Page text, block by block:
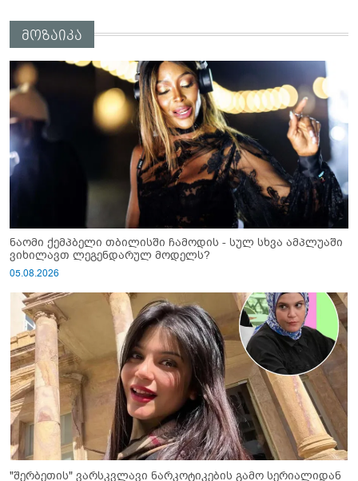
მოზაიკა
ნაომი ქემპბელი თბილისში ჩამოდის - სულ სხვა ამპლუაში
ვიხილავთ ლეგენდარულ მოდელს?
05.08.2026
"შერბეთის" ვარსკვლავი ნარკოტიკების გამო სერიალიდან